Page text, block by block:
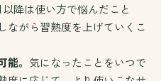
降は使い方で悩んだこと
ながら習熟度を上げていくこ
。 気になったことをいつで